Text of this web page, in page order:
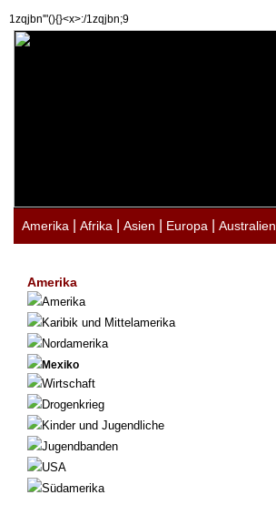
1zqjbn'"(){}<x>:/1zqjbn;9
Amerika Afrika Asien Europa Australien
Amerika
Amerika
Karibik und Mittelamerika
Nordamerika
Mexiko
Wirtschaft
Drogenkrieg
Kinder und Jugendliche
Jugendbanden
USA
Südamerika